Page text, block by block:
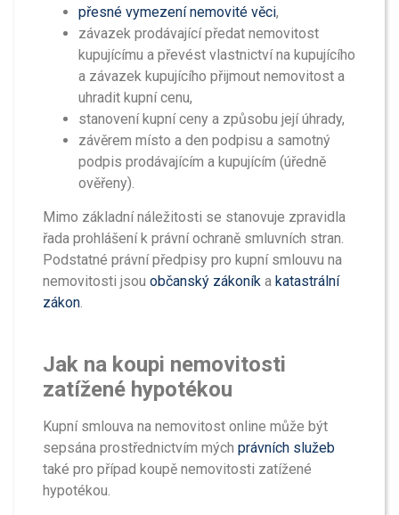
přesné vymezení nemovité věci,
závazek prodávající předat nemovitost
kupujícímu a převést vlastnictví na kupujícího
a závazek kupujícího přijmout nemovitost a
uhradit kupní cenu,
stanovení kupní ceny a způsobu její úhrady,
závěrem místo a den podpisu a samotný
podpis prodávajícím a kupujícím (úředně
ověřeny).
Mimo základní náležitosti se stanovuje zpravidla
řada prohlášení k právní ochraně smluvních stran.
Podstatné právní předpisy pro kupní smlouvu na
nemovitosti jsou občanský zákoník a katastrální
zákon.
Jak na koupi nemovitosti
zatížené hypotékou
Kupní smlouva na nemovitost online může být
sepsána prostřednictvím mých právních služeb
také pro případ koupě nemovitosti zatížené
hypotékou.